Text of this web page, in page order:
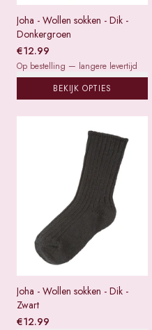
Joha - Wollen sokken - Dik -
Donkergroen
€12.99
Op bestelling — langere levertijd
BEKIJK OPTIES
Joha - Wollen sokken - Dik -
Zwart
€12.99